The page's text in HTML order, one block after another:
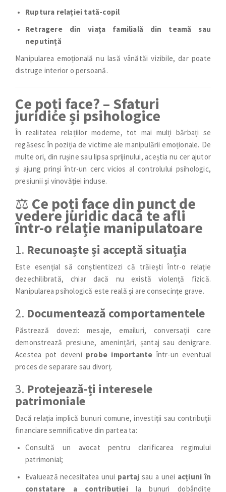
Ruptura relației tată-copil
Retragere din viața familială din teamă sau
neputință
Manipularea emoțională nu lasă vânătăi vizibile, dar poate
distruge interior o persoană.
Ce poți face? – Sfaturi
juridice și psihologice
În realitatea relațiilor moderne, tot mai mulți bărbați se
regăsesc în poziția de victime ale manipulării emoționale. De
multe ori, din rușine sau lipsa sprijinului, aceștia nu cer ajutor
și ajung prinși într-un cerc vicios al controlului psihologic,
presiunii și vinovăției induse.
⚖️ Ce poți face din punct de
vedere juridic dacă te afli
într-o relație manipulatoare
1. Recunoaște și acceptă situația
Este esențial să conștientizezi că trăiești într-o relație
dezechilibrată, chiar dacă nu există violență fizică.
Manipularea psihologică este reală și are consecințe grave.
2. Documentează comportamentele
Păstrează dovezi: mesaje, emailuri, conversații care
demonstrează presiune, amenințări, șantaj sau denigrare.
Acestea pot deveni probe importante într-un eventual
proces de separare sau divorț.
3. Protejează-ți interesele
patrimoniale
Dacă relația implică bunuri comune, investiții sau contribuții
financiare semnificative din partea ta:
Consultă un avocat pentru clarificarea regimului
patrimonial;
Evaluează necesitatea unui partaj sau a unei acțiuni în
constatare a contribuțieila bunuri dobândite